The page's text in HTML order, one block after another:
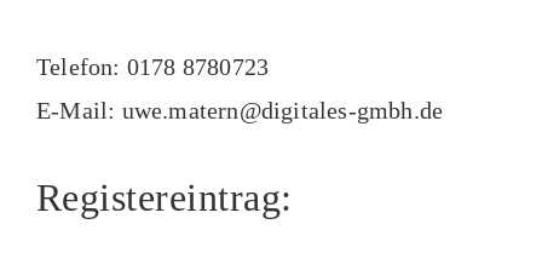
Telefon: 0178 8780723
E-Mail: uwe.matern@digitales-gmbh.de
Registereintrag: